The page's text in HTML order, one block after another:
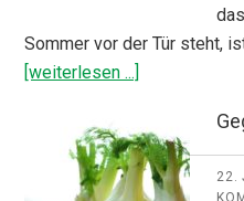
Sommer vor der Tür steht,
[weiterlesen ...]
22.